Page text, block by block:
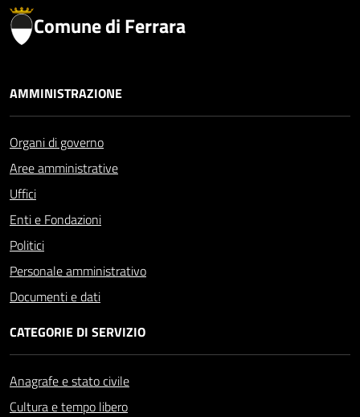
Comune di Ferrara
AMMINISTRAZIONE
Organi di governo
Aree amministrative
Uffici
Enti e Fondazioni
Politici
Personale amministrativo
Documenti e dati
CATEGORIE DI SERVIZIO
Anagrafe e stato civile
Cultura e tempo libero